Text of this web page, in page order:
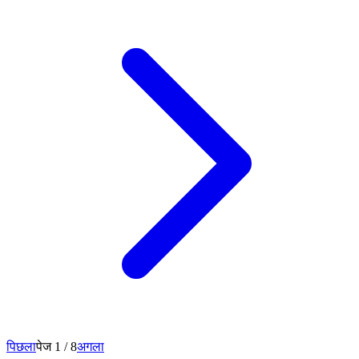
पिछलापेज 1 / 8अगला